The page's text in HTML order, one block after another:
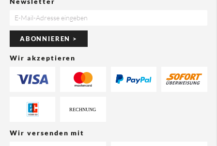
ABONNIEREN >
Wir akzeptieren
Wir versenden mit